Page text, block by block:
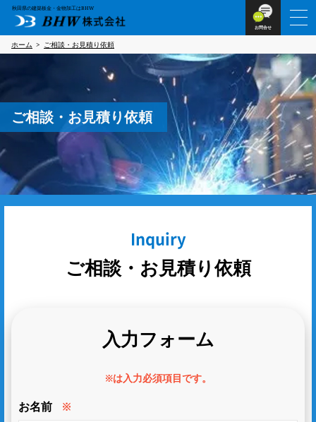
秋田県の建築板金・金物加工はBHW
お問合せ
ホーム ご相談・お見積り依頼
ご相談・お見積り依頼
Inquiry
ご相談・お見積り依頼
入力フォーム
※は入力必須項目です。
お名前 ※